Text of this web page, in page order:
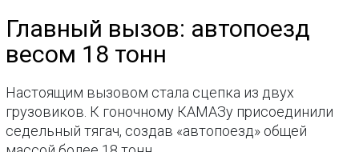
Главный вызов: автопоезд
весом 18 тонн
Настоящим вызовом стала сцепка из двух
грузовиков. К гоночному КАМАЗу присоединили
седельный тягач, создав «автопоезд» общей